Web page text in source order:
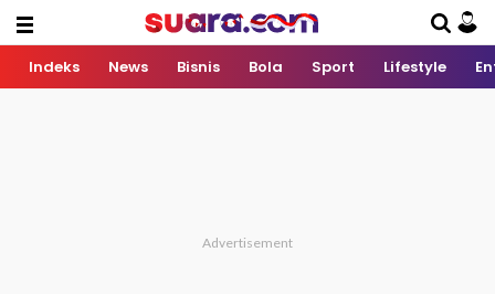
Indeks News Bisnis Bola Sport Lifestyle